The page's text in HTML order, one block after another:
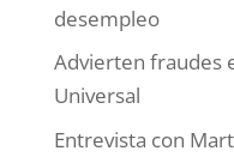
desempleo
Advierten fraudes
Universal
Entrevista con